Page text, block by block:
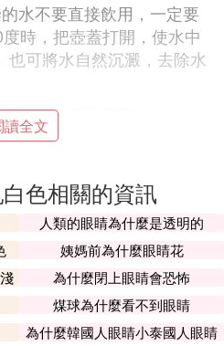
水不要直接飲用，一定要
時，把壺蓋打開，使水中
也可將水自然沉澱，去除水
水。考慮到實際情況，檢
到用戶的過程中，存在二次
體內缺乏必要的微量元素
發育階段的小孩更是不能
無色的，它是「透明的」
是藍色的，那是因為它反射
讀全文
色相關的資訊
人類的眼睛為什麼是透明的
姨媽前為什麼眼睛花
為什麼閉上眼睛會恐怖
煤球為什麼看不到眼睛
為什麼韓國人眼睛小泰國人眼睛